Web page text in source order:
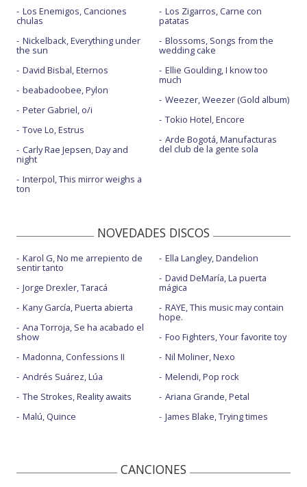
Los Enemigos, Canciones
chulas
Nickelback, Everything under
the sun
David Bisbal, Eternos
beabadoobee, Pylon
Peter Gabriel, o/i
Tove Lo, Estrus
Carly Rae Jepsen, Day and
night
Interpol, This mirror weighs a
ton
Los Zigarros, Carne con
patatas
Blossoms, Songs from the
wedding cake
Ellie Goulding, I know too
much
Weezer, Weezer (Gold album)
Tokio Hotel, Encore
Arde Bogotá, Manufacturas
del club de la gente sola
NOVEDADES DISCOS
Karol G, No me arrepiento de
sentir tanto
Jorge Drexler, Taracá
Kany García, Puerta abierta
Ana Torroja, Se ha acabado el
show
Madonna, Confessions II
Andrés Suárez, Lúa
The Strokes, Reality awaits
Malú, Quince
Ella Langley, Dandelion
David DeMaría, La puerta
mágica
RAYE, This music may contain
hope.
Foo Fighters, Your favorite toy
Nil Moliner, Nexo
Melendi, Pop rock
Ariana Grande, Petal
James Blake, Trying times
CANCIONES